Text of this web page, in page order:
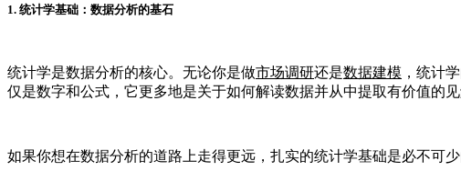
1. 统计学基础：数据分析的基石
统计学是数据分析的核心。无论你是做市场调研还是数据建模 ，统计
仅是数字和公式，它更多地是关于如何解读数据并从中提取有价值的见
如果你想在数据分析的道路上走得更远，扎实的统计学基础是必不可少